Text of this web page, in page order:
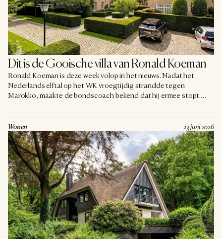
Dit is de Gooische villa van Ronald Koeman
Ronald Koeman is deze week volop in het nieuws. Nadat het
Nederlands elftal op het WK vroegtijdig strandde tegen
Marokko, maakte de bondscoach bekend dat hij ermee stopt.
doen in zijn vertrouwde stek: een schitterende villa in Laren, waar
hij al sinds 2024 woont. Wij nemen u mee naar binnen.
Wonen 23 juni 2026